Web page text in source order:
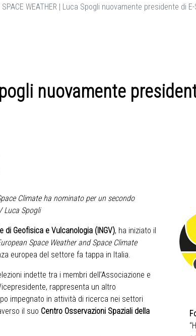
SPACE WEATHER | Luca Spogli nuovamente presidente di E-
nuovamente
Climate ha nominato per un secondo
Luca Spogli
di Geofisica e Vulcanologia (INGV), ha iniziato il
Space Weather and Space Climate
europea del settore fa tappa in Italia.
indette tra i membri dell’Associazione e
rappresenta un altro
impegnato in attività di ricerca nei settori
il suo Centro Osservazioni Spaziali della